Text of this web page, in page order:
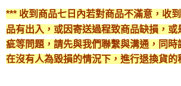
*** 收到商品七日內若對商品不滿意，收
品有出入，或因寄送過程致商品缺損，或
疵等問題，請先與我們聯繫與溝通，同時
在沒有人為毀損的情況下，進行退換貨的